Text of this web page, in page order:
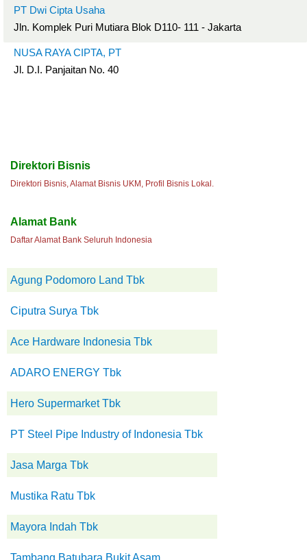
PT Dwi Cipta Usaha
Jln. Komplek Puri Mutiara Blok D110- 111 - Jakarta
NUSA RAYA CIPTA, PT
Jl. D.I. Panjaitan No. 40
Direktori Bisnis
Direktori Bisnis, Alamat Bisnis UKM, Profil Bisnis Lokal.
Alamat Bank
Daftar Alamat Bank Seluruh Indonesia
Agung Podomoro Land Tbk
Ciputra Surya Tbk
Ace Hardware Indonesia Tbk
ADARO ENERGY Tbk
Hero Supermarket Tbk
PT Steel Pipe Industry of Indonesia Tbk
Jasa Marga Tbk
Mustika Ratu Tbk
Mayora Indah Tbk
Tambang Batubara Bukit Asam